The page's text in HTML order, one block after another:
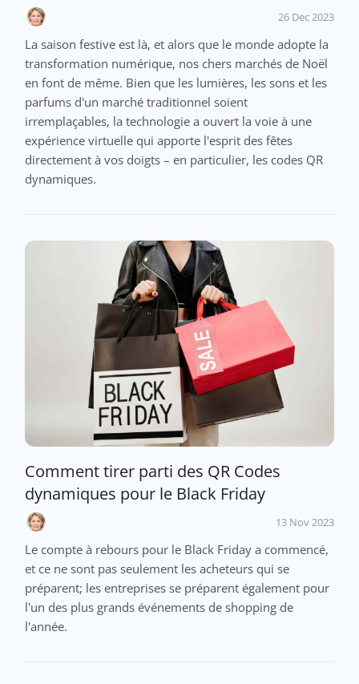
26 Dec 2023
La saison festive est là, et alors que le monde adopte la
transformation numérique, nos chers marchés de Noël
en font de même. Bien que les lumières, les sons et les
parfums d'un marché traditionnel soient
irremplaçables, la technologie a ouvert la voie à une
expérience virtuelle qui apporte l'esprit des fêtes
directement à vos doigts – en particulier, les codes QR
dynamiques.
Comment tirer parti des QR Codes
dynamiques pour le Black Friday
13 Nov 2023
Le compte à rebours pour le Black Friday a commencé,
et ce ne sont pas seulement les acheteurs qui se
préparent; les entreprises se préparent également pour
l'un des plus grands événements de shopping de
l'année.